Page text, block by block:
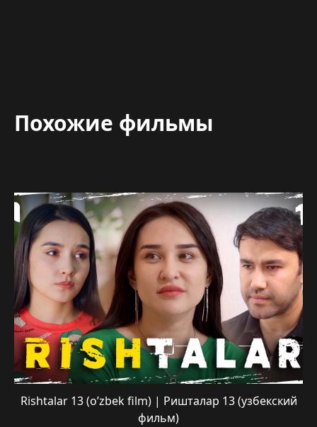
Похожие фильмы
Rishtalar 13 (o’zbek film) | Ришталар 13 (узбекский
фильм)